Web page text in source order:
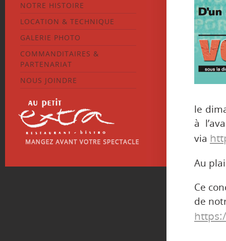
NOTRE HISTOIRE
LOCATION & TECHNIQUE
GALERIE PHOTO
COMMANDITAIRES &
PARTENARIAT
NOUS JOINDRE
le
à
via
Au
Ce
de